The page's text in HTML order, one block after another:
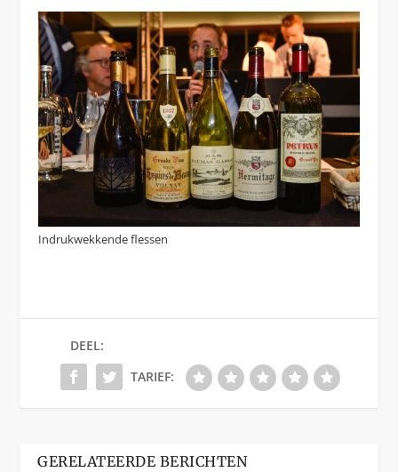
Indrukwekkende flessen
DEEL:
TARIEF:
GERELATEERDE BERICHTEN